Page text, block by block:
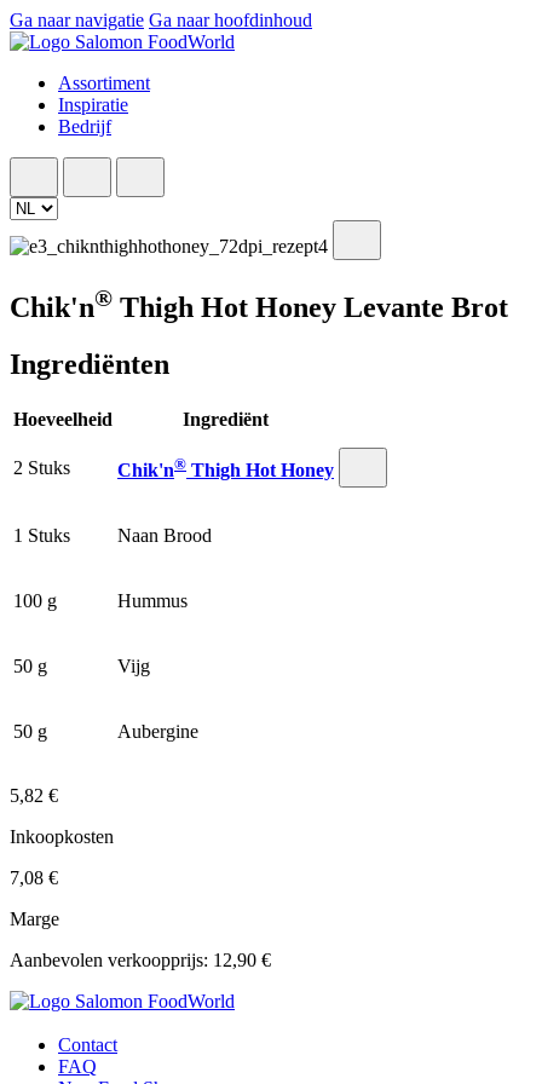
Ga naar navigatie Ga naar hoofdinhoud
Assortiment
Inspiratie
Bedrijf
Chik'n® Thigh Hot Honey Levante Brot
Ingrediënten
Hoeveelheid Ingrediënt
2 Stuks Chik'n® Thigh Hot Honey
1 Stuks Naan Brood
100 g Hummus
50 g Vijg
50 g Aubergine
5,82 €
Inkoopkosten
7,08 €
Marge
Aanbevolen verkoopprijs: 12,90 €
Contact
FAQ